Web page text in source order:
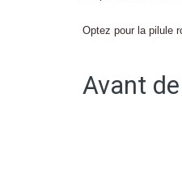
Optez pour la pilule
Avant